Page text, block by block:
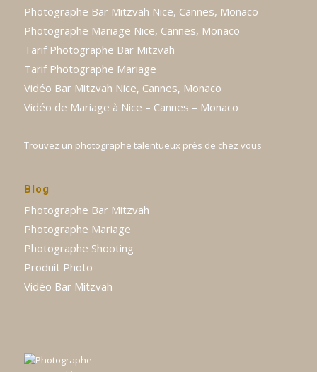
Photographe Bar Mitzvah Nice, Cannes, Monaco
Photographe Mariage Nice, Cannes, Monaco
Tarif Photographe Bar Mitzvah
Tarif Photographe Mariage
Vidéo Bar Mitzvah Nice, Cannes, Monaco
Vidéo de Mariage à Nice – Cannes – Monaco
Trouvez un photographe talentueux près de chez vous
Blog
Photographe Bar Mitzvah
Photographe Mariage
Photographe Shooting
Produit Photo
Vidéo Bar Mitzvah